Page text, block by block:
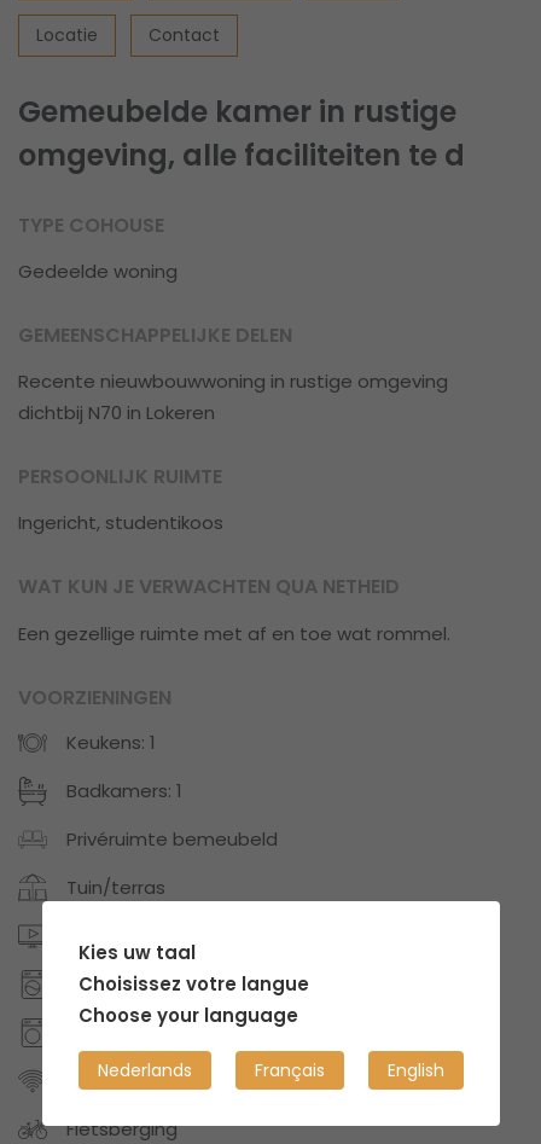
Locatie Contact
Gemeubelde kamer in rustige
omgeving, alle faciliteiten te d
TYPE COHOUSE
Gedeelde woning
GEMEENSCHAPPELIJKE DELEN
Recente nieuwbouwwoning in rustige omgeving
dichtbij N70 in Lokeren
PERSOONLIJK RUIMTE
Ingericht, studentikoos
WAT KUN JE VERWACHTEN QUA NETHEID
Een gezellige ruimte met af en toe wat rommel.
VOORZIENINGEN
Keukens: 1
Badkamers: 1
Privéruimte bemeubeld
Tuin/terras
Wasmachine
Droogkast
Internet/Wifi
Fietsberging
Kies uw taal
Choisissez votre langue
Choose your language
Nederlands Français English